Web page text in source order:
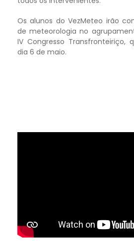
Os alunos do VezMeteo irão
de meteorologia no
IV Congresso Transfronteiriço,
dia 6 de maio.